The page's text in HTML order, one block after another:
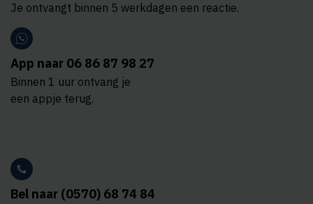
Je ontvangt binnen 5 werkdagen een reactie.
App naar 06 86 87 98 27
Binnen 1 uur ontvang je
een appje terug.
Bel naar (0570) 68 74 84